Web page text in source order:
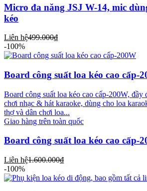
Micro đa năng JSJ W-14, mic
kéo
Liên hệ499.000₫
-100%
Board công suất loa kéo cao cấp-
Board công suất loa kéo cao cấp-200W, đầy
chơi nhạc & hát karaoke, dùng cho loa
thợ và dân chơi loa...
Giao hàng trên toàn quốc
Board công suất loa kéo cao cấp-
Liên hệ1.600.000₫
-100%